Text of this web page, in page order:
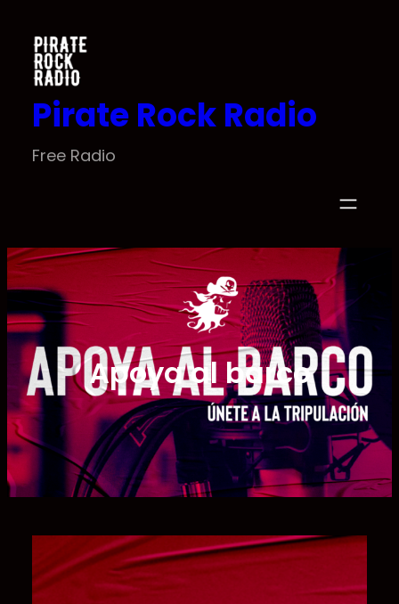
contenido
Pirate Rock Radio
Free Radio
Apoya al barco